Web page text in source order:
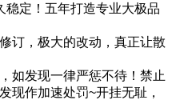
稳定！五年打造专业大极品
订，极大的改动，真正让散
如发现一律严惩不待！禁止
现作加速处罚~开挂无耻，